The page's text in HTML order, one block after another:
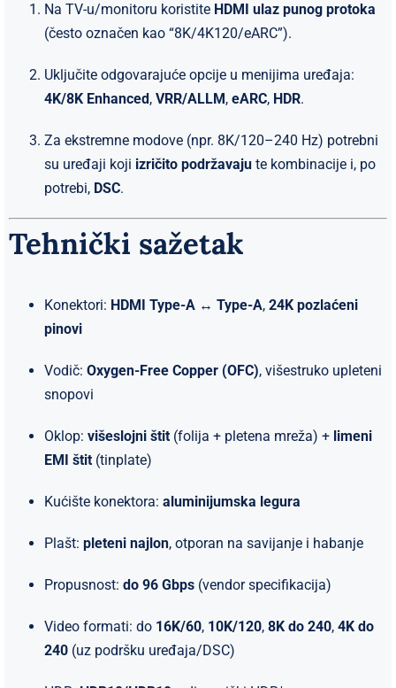
Na TV-u/monitoru koristite HDMI ulaz punog protoka
(često označen kao “8K/4K120/eARC”).
Uključite odgovarajuće opcije u menijima uređaja:
4K/8K Enhanced , VRR/ALLM , eARC, HDR.
Za ekstremne modove (npr. 8K/120–240 Hz) potrebni
su uređaji koji izričito podržavaju te kombinacije i, po
potrebi, DSC.
Tehnički sažetak
Konektori: HDMI Type-A ↔ Type-A, 24K pozlaćeni
pinovi
Vodič: Oxygen-Free Copper (OFC), višestruko upleteni
snopovi
Oklop: višeslojni štit (folija + pletena mreža) + limeni
EMI štit (tinplate)
Kućište konektora: aluminijumska legura
Plašt: pleteni najlon, otporan na savijanje i habanje
Propusnost: do 96 Gbps (vendor specifikacija)
Video formati: do 16K/60, 10K/120, 8K do 240, 4K do
240 (uz podršku uređaja/DSC)